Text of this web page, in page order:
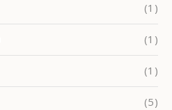
(1)
(1)
(1)
(5)